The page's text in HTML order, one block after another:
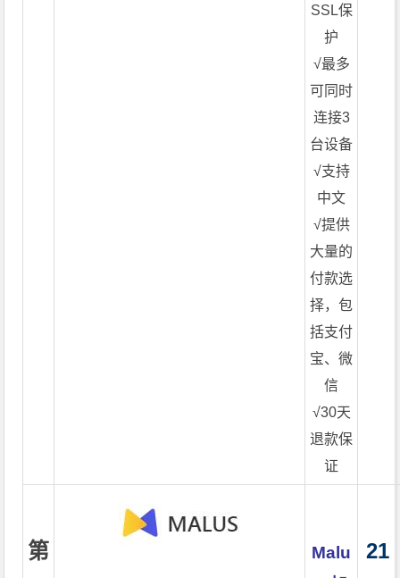
SSL保
护
√最多
可同时
连接3
台设备
√支持
中文
√提供
大量的
付款选
择，包
括支付
宝、微
信
√30天
退款保
证
第
Malu
21